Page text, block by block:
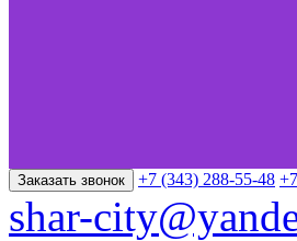
Заказать звонок +7 (343) 288-55-48
shar-